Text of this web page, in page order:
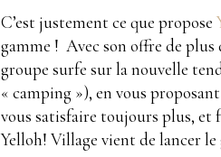
C’est justement ce que propose
gamme ! Avec son offre de plus
groupe surfe sur la nouvelle
« camping »), en vous
vous satisfaire toujours plus, et
Yelloh! Village vient de lancer